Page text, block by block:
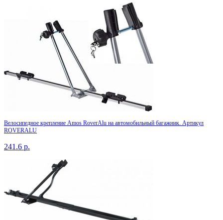
Велосипедное крепление Amos RoverAlu на автомобильный багажник. Артикул
ROVERALU
241.6 р.